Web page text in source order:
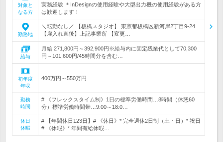
対象と
なる方
実務経験 ＊InDesignの使用経験や大型出力機の使用経験がある方
は歓迎します！
勤務地
＼転勤なし／ 【板橋スタジオ】 東京都板橋区新河岸2丁目9-24
【雇入れ直後】上記事業所 【変更…
給与
月給 271,800円～392,900円※給与内に固定残業代として70,300
円～101,600円/45時間分を含む…
初年度
年収
400万円～550万円
勤務
時間
# 《フレックスタイム制》1日の標準労働時間…8時間（休憩60
分）標準労働時間帯…9:00～18:0…
休日
休暇
# 【年間休日123日】# 《休日》* 完全週休2日制（土・日）* 祝日
# 《休暇》* 年間有給休暇…